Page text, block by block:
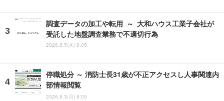
調査データの加工や転用 ～ 大和ハウス工業子会社が
受託した地盤調査業務で不適切行為
2026.8.5(水) 8:05
停職処分 ～ 消防士長31歳が不正アクセスし人事関連内
部情報閲覧
2026.8.3(月) 8:05